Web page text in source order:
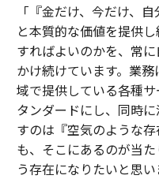
「『金だけ、今だけ、
と本質的な価値を提供
すればよいのかを、常
かけ続けています。業
域で提供している各種
タンダードにし、同時
すのは『空気のような
も、そこにあるのが当
う存在になりたいと思い